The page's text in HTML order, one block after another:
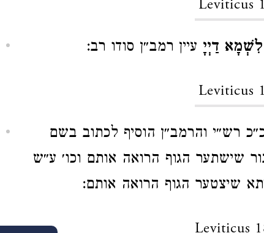
Leviticus
דַיְיָ עיין רמב״ן סודו רב:
Leviticus
רש״י והרמב״ן הוסיף לכתוב בשם
שישתער הגוף הרואה אותם וכו׳ ע״ש
שיצטער הגוף הרואה אותם:
Leviticus